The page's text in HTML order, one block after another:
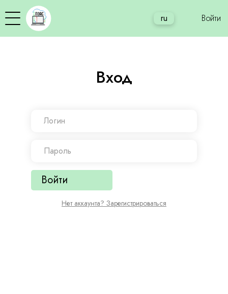
ru Войти
Вход
Войти
Нет аккаунта? Зарегистрироваться